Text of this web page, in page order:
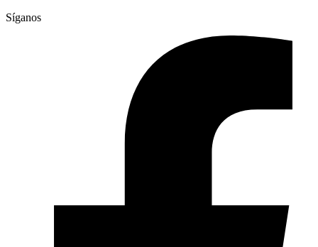
Síganos